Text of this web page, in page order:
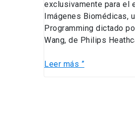
exclusivamente para el
Imágenes Biomédicas,
Programming dictado
Wang, de Philips
Leer más ”